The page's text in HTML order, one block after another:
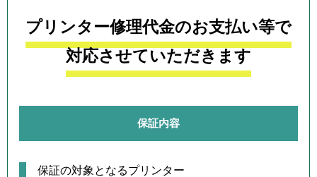
プリンター修理代金のお支払い等で
対応させていただきます
保証内容
保証の対象となるプリンター